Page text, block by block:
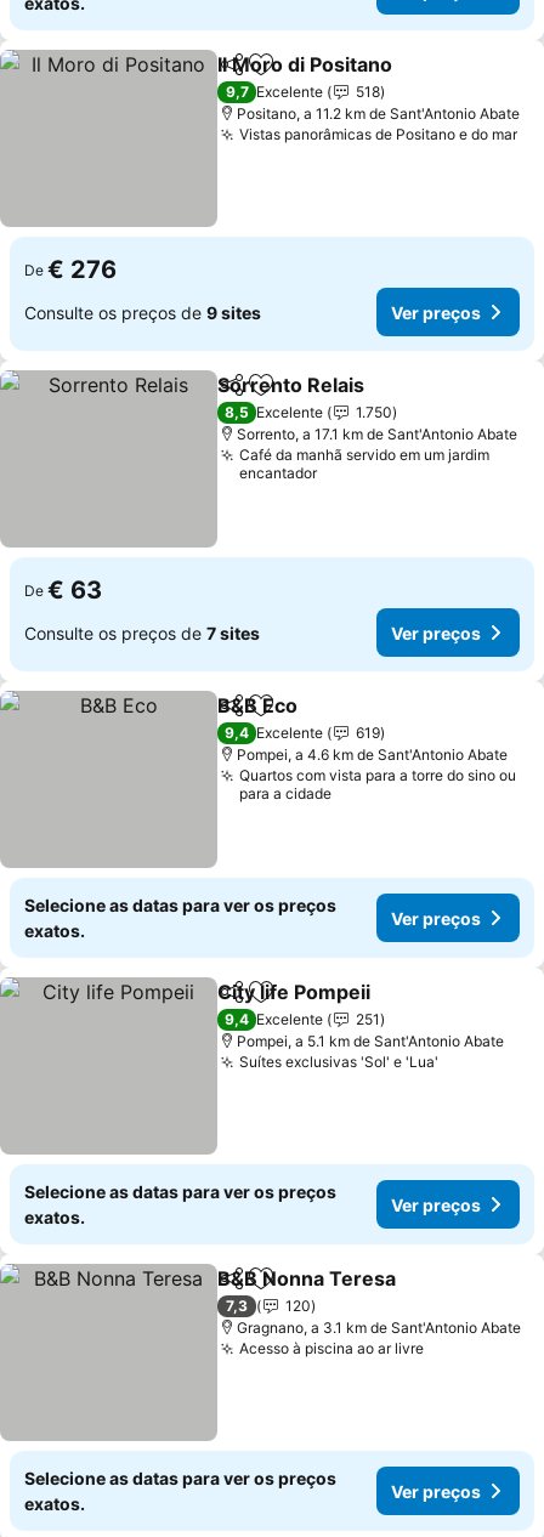
PartilharAdicionar aos favoritos
Il Moro di Positano
9,7 Excelente
518
Positano, a 11.2 km de Sant'Antonio Abate
Vistas panorâmicas de Positano e do mar
De € 276
Consulte os preços de 9 sites Ver preços
PartilharAdicionar aos favoritos
Sorrento Relais
8,5 Excelente
1.750
Sorrento, a 17.1 km de Sant'Antonio Abate
Café da manhã servido em um jardim
encantador
De € 63
Consulte os preços de 7 sites Ver preços
PartilharAdicionar aos favoritos
B&B Eco
9,4 Excelente
619
Pompei, a 4.6 km de Sant'Antonio Abate
Quartos com vista para a torre do sino ou
para a cidade
Selecione as datas para ver os preços
exatos.
Ver preços
PartilharAdicionar aos favoritos
City life Pompeii
9,4 Excelente
251
Pompei, a 5.1 km de Sant'Antonio Abate
Suítes exclusivas 'Sol' e 'Lua'
Selecione as datas para ver os preços
exatos.
Ver preços
PartilharAdicionar aos favoritos
B&B Nonna Teresa
7,3
120
Gragnano, a 3.1 km de Sant'Antonio Abate
Acesso à piscina ao ar livre
Selecione as datas para ver os preços
exatos.
Ver preços